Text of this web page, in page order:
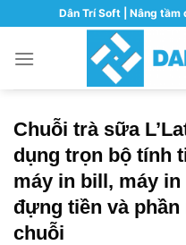
content
Dân Trí Soft | Nâng
Chuỗi trà sữa
dụng trọn bộ tính
máy in bill, máy in
đựng tiền và
chuỗi